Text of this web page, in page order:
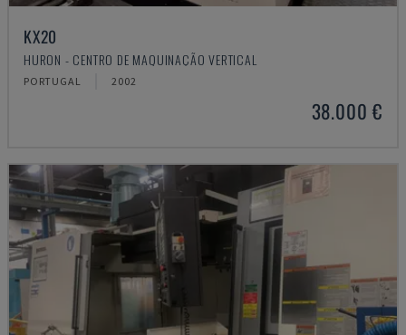
KX20
HURON - CENTRO DE MAQUINAÇÃO VERTICAL
PORTUGAL 2002
38.000 €